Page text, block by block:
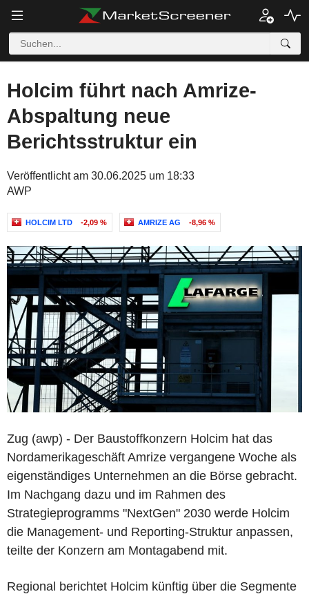
Holcim führt nach Amrize-
Abspaltung neue
Berichtsstruktur ein
Veröffentlicht am 30.06.2025 um 18:33
AWP
HOLCIM LTD -2,09 % AMRIZE AG -8,96 %
Zug (awp) - Der Baustoffkonzern Holcim hat das
Nordamerikageschäft Amrize vergangene Woche als
eigenständiges Unternehmen an die Börse gebracht.
Im Nachgang dazu und im Rahmen des
Strategieprogramms "NextGen" 2030 werde Holcim
die Management- und Reporting-Struktur anpassen,
teilte der Konzern am Montagabend mit.
Regional berichtet Holcim künftig über die Segmente